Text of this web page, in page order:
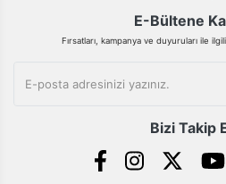
E-Bültene
Fırsatları, kampanya ve duyuruları ile
Bizi Takip